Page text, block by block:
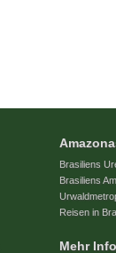
Brasiliens
Brasiliens
Reisen in
Mehr